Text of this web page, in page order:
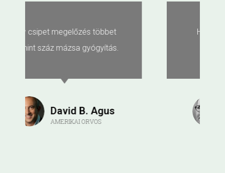
Ha küzdesz veszíthetsz, ha
nem küzdesz veszítettél!
Bertold Brecht
DRÁMAÍRÓ, KÖLTŐ